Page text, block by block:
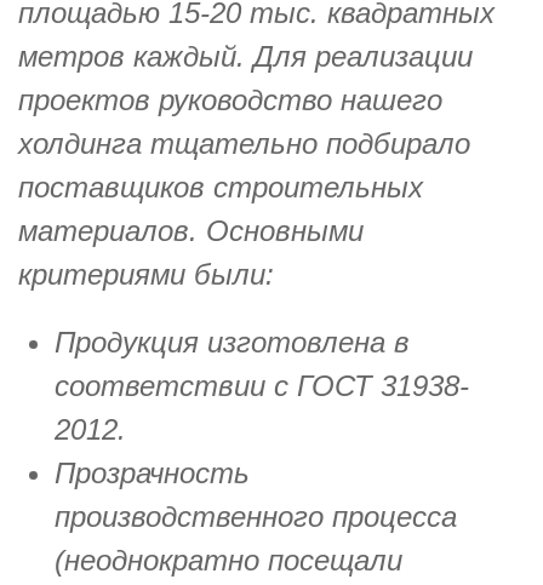
площадью 15-20 тыс. квадратных
метров каждый. Для реализации
проектов руководство нашего
холдинга тщательно подбирало
поставщиков строительных
материалов. Основными
критериями были:
Продукция изготовлена в
соответствии с ГОСТ 31938-
2012.
Прозрачность
производственного процесса
(неоднократно посещали